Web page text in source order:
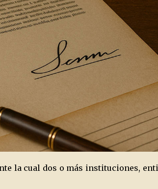
la cual dos o más instituciones,